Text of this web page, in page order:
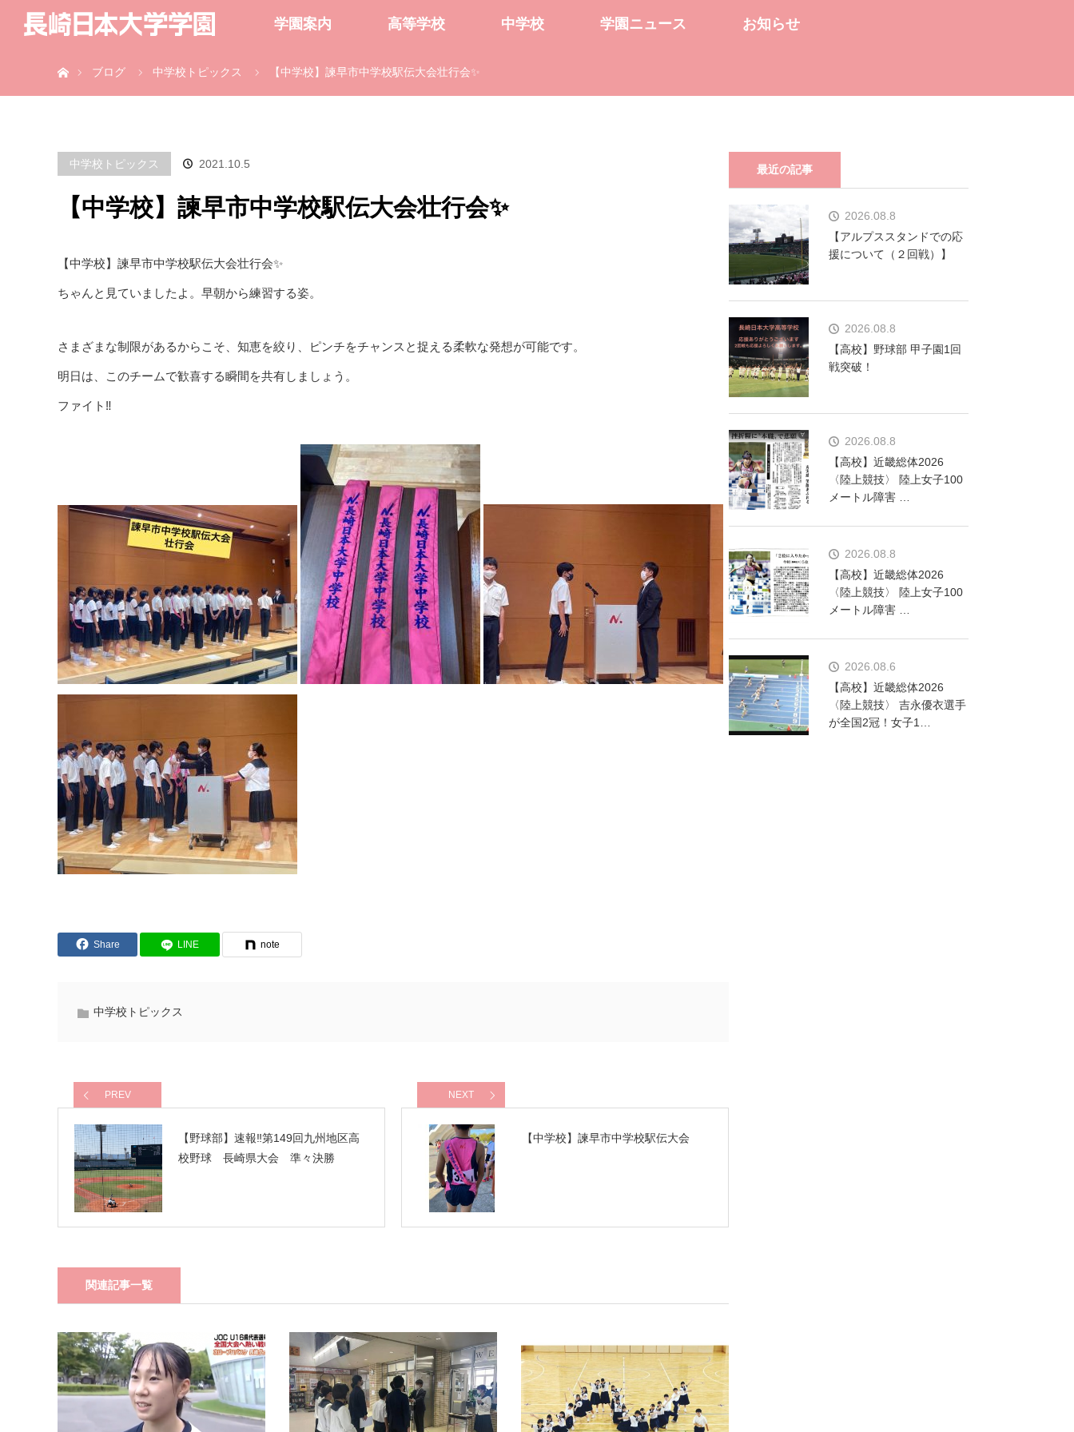
学園案内 高等学校 中学校 学園ニュース お知らせ
ブログ
中学校トピックス 【中学校】諫早市中学校駅伝大会壮行会✨
中学校トピックス 2021.10.5
【中学校】諫早市中学校駅伝大会壮行会✨
【中学校】諫早市中学校駅伝大会壮行会✨
ちゃんと見ていましたよ。早朝から練習する姿。
さまざまな制限があるからこそ、知恵を絞り、ピンチをチャンスと捉える柔軟な発想が可能です。
明日は、このチームで歓喜する瞬間を共有しましょう。
ファイト‼️
Share LINE note
中学校トピックス
PREV
【野球部】速報‼️第149回九州地区高
校野球 長崎県大会 準々決勝
NEXT
【中学校】諫早市中学校駅伝大会
関連記事一覧
最近の記事
2026.08.8
【アルプススタンドでの応
援について（２回戦）】
2026.08.8
【高校】野球部 甲子園1回
戦突破！
2026.08.8
【高校】近畿総体2026
〈陸上競技〉 陸上女子100
メートル障害 …
2026.08.8
【高校】近畿総体2026
〈陸上競技〉 陸上女子100
メートル障害 …
2026.08.6
【高校】近畿総体2026
〈陸上競技〉 吉永優衣選手
が全国2冠！女子1…